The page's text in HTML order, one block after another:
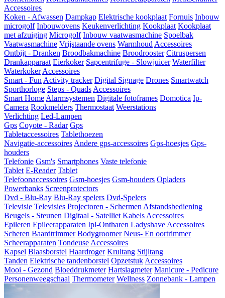
Accessoires
Koken - Afwassen Dampkap Elektrische kookplaat Fornuis Inbouw
microgolf Inbouwovens Keukenverlichting Kookplaat Kookplaat
met afzuiging Microgolf Inbouw vaatwasmachine Spoelbak
Vaatwasmachine Vrijstaande ovens Warmhoud Accessoires
Ontbijt - Dranken Broodbakmachine Broodrooster Citruspersen
Drankapparaat Eierkoker Sapcentrifuge - Slowjuicer Waterfilter
Waterkoker Accessoires
Smart - Fun Activity tracker Digital Signage Drones Smartwatch
Sporthorloge Steps - Quads Accessoires
Smart Home Alarmsystemen Digitale fotoframes Domotica Ip-
Camera Rookmelders Thermostaat Weerstations
Verlichting Led-Lampen
Gps Coyote - Radar Gps
Tabletaccessoires Tablethoezen
Navigatie-accessoires Andere gps-accessoires Gps-hoesjes Gps-
houders
Telefonie Gsm's Smartphones Vaste telefonie
Tablet E-Reader Tablet
Telefoonaccessoires Gsm-hoesjes Gsm-houders Opladers
Powerbanks Screenprotectors
Dvd - Blu-Ray Blu-Ray spelers Dvd-Spelers
Televisie Televisies Projectoren - Schermen Afstandsbediening
Beugels - Steunen Digitaal - Satelliet Kabels Accessoires
Epileren Epileerapparaten Ipl-Ontharen Ladyshave Accessoires
Scheren Baardtrimmer Bodygroomer Neus- En oortrimmer
Scheerapparaten Tondeuse Accessoires
Kapsel Blaasborstel Haardroger Krultang Stijltang
Tanden Elektrische tandenborstel Opzetstuk Accessoires
Mooi - Gezond Bloeddrukmeter Hartslagmeter Manicure - Pedicure
Personenweegschaal Thermometer Wellness Zonnebank - Lampen